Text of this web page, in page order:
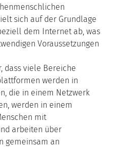
sich auf der Grundlage
dem Internet ab, was
Voraussetzungen
dass viele Bereiche
werden in
die in einem Netzwerk
werden in einem
mit
arbeiten über
gemeinsam an